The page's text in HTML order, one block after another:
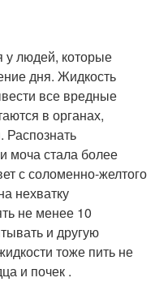
у людей, которые
дня. Жидкость
все вредные
в органах,
Распознать
моча стала более
с соломенно-желтого
нехватку
не менее 10
и другую
тоже пить не
и почек .